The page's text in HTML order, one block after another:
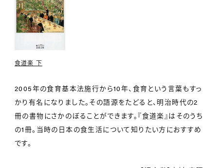
食道楽 下
2005年の食育基本法施行から10年、食育という言葉もすっ
かり有名になりました。その語源をたどると、明治時代の2
冊の書物にさかのぼることができます。『食道楽』はそのうち
の1冊。当時の日本の食生活について知りたい方におすすめ
です。